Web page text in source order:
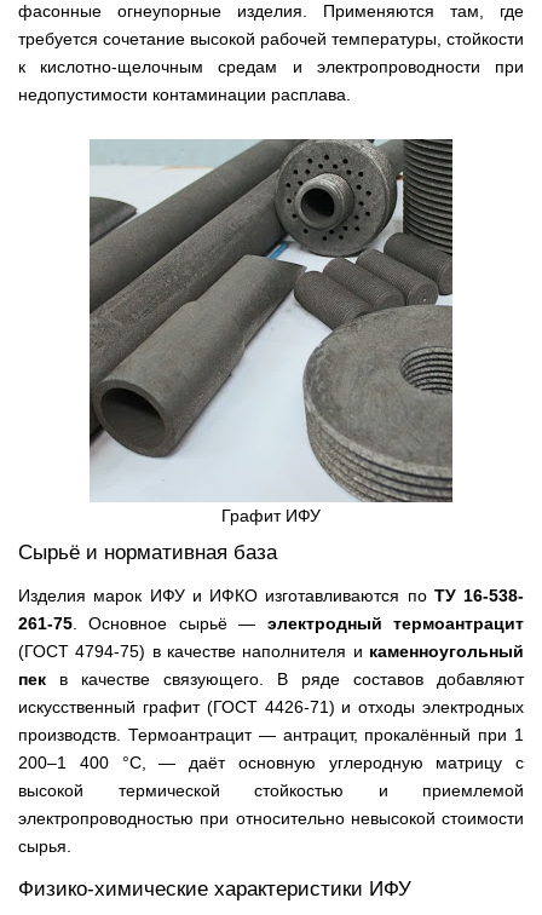
фасонные огнеупорные изделия. Применяются там, где
требуется сочетание высокой рабочей температуры, стойкости
к кислотно-щелочным средам и электропроводности при
недопустимости контаминации расплава.
Графит ИФУ
Сырьё и нормативная база
Изделия марок ИФУ и ИФКО изготавливаются по ТУ 16-538-
261-75 . Основное сырьё — электродный термоантрацит
(ГОСТ 4794-75) в качестве наполнителя и каменноугольный
пек в качестве связующего. В ряде составов добавляют
искусственный графит (ГОСТ 4426-71) и отходы электродных
производств. Термоантрацит — антрацит, прокалённый при 1
200–1 400 °C, — даёт основную углеродную матрицу с
высокой термической стойкостью и приемлемой
электропроводностью при относительно невысокой стоимости
сырья.
Физико-химические характеристики ИФУ